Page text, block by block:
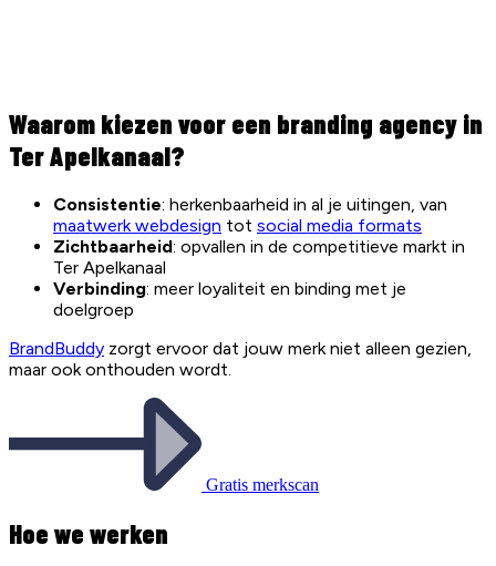
Waarom kiezen voor een branding agency in
Ter Apelkanaal?
Consistentie: herkenbaarheid in al je uitingen, van
maatwerk webdesign tot social media formats
Zichtbaarheid: opvallen in de competitieve markt in
Ter Apelkanaal
Verbinding: meer loyaliteit en binding met je
doelgroep
BrandBuddy zorgt ervoor dat jouw merk niet alleen gezien,
maar ook onthouden wordt.
Gratis merkscan
Hoe we werken